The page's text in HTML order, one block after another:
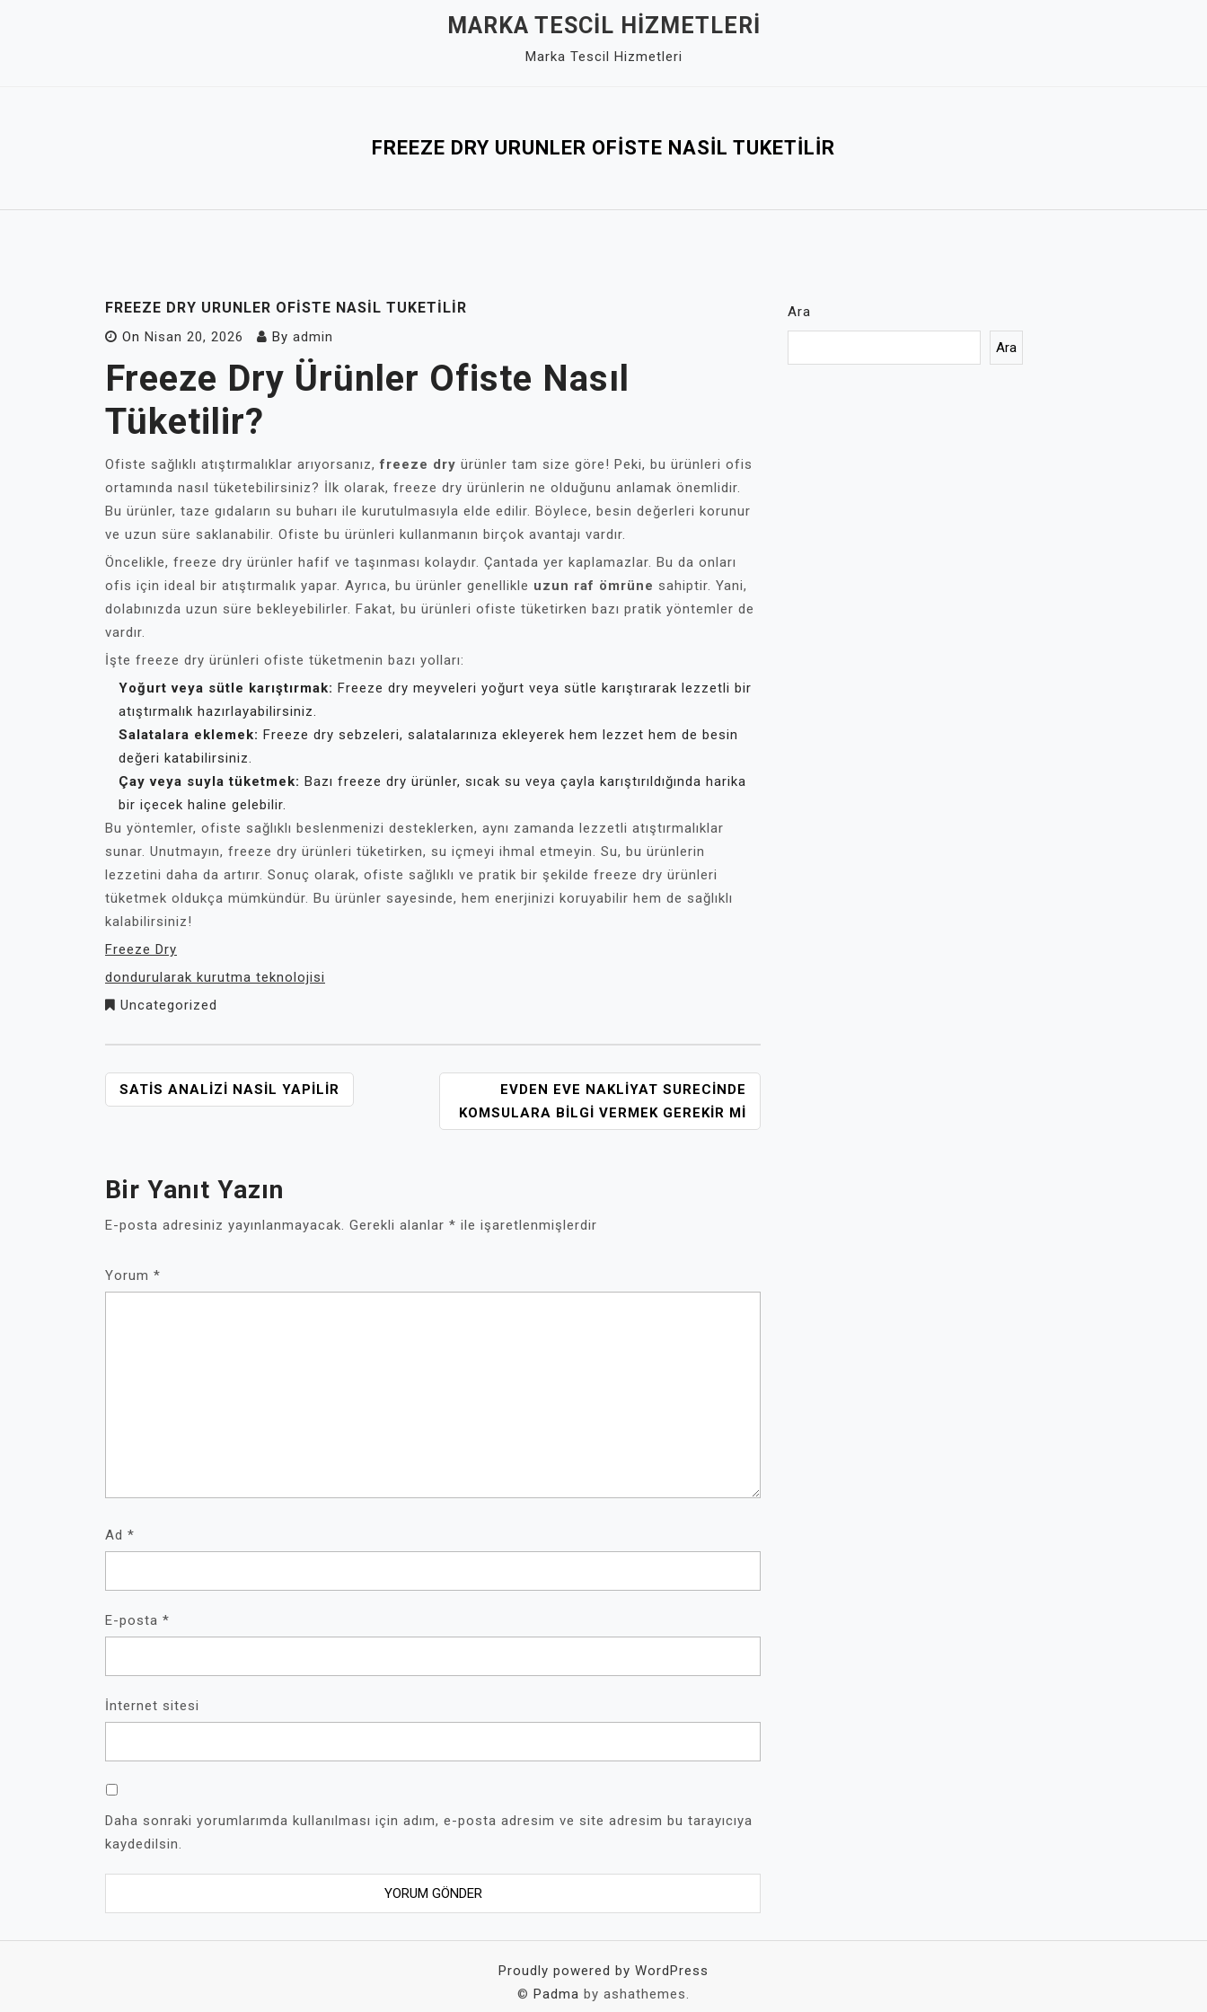
MARKA TESCIL HIZMETLERI
Marka Tescil Hizmetleri
FREEZE DRY URUNLER OFISTE NASIL TUKETILIR
FREEZE DRY URUNLER OFISTE NASIL TUKETILIR
On Nisan 20, 2026 By admin
Freeze Dry Ürünler Ofiste Nasıl
Tüketilir?
Ofiste sağlıklı atıştırmalıklar arıyorsanız,freeze dry ürünler tam size göre! Peki, bu ürünleri ofis
ortamında nasıl tüketebilirsiniz? İlk olarak, freeze dry ürünlerin ne olduğunu anlamak önemlidir.
Bu ürünler, taze gıdaların su buharı ile kurutulmasıyla elde edilir. Böylece, besin değerleri korunur
ve uzun süre saklanabilir. Ofiste bu ürünleri kullanmanın birçok avantajı vardır.
Öncelikle, freeze dry ürünler hafif ve taşınması kolaydır. Çantada yer kaplamazlar. Bu da onları
ofis için ideal bir atıştırmalık yapar. Ayrıca, bu ürünler genellikle uzun raf ömrüne sahiptir. Yani,
dolabınızda uzun süre bekleyebilirler. Fakat, bu ürünleri ofiste tüketirken bazı pratik yöntemler de
vardır.
İşte freeze dry ürünleri ofiste tüketmenin bazı yolları:
Yoğurt veya sütle karıştırmak: Freeze dry meyveleri yoğurt veya sütle karıştırarak lezzetli bir
atıştırmalık hazırlayabilirsiniz.
Salatalara eklemek: Freeze dry sebzeleri, salatalarınıza ekleyerek hem lezzet hem de besin
değeri katabilirsiniz.
Çay veya suyla tüketmek: Bazı freeze dry ürünler, sıcak su veya çayla karıştırıldığında harika
bir içecek haline gelebilir.
Bu yöntemler, ofiste sağlıklı beslenmenizi desteklerken, aynı zamanda lezzetli atıştırmalıklar
sunar. Unutmayın, freeze dry ürünleri tüketirken, su içmeyi ihmal etmeyin. Su, bu ürünlerin
lezzetini daha da artırır. Sonuç olarak, ofiste sağlıklı ve pratik bir şekilde freeze dry ürünleri
tüketmek oldukça mümkündür. Bu ürünler sayesinde, hem enerjinizi koruyabilir hem de sağlıklı
kalabilirsiniz!
Freeze Dry
dondurularak kurutma teknolojisi
Uncategorized
YAZI
GEZINMESI
SATIS ANALIZI NASIL YAPILIR
EVDEN EVE NAKLIYAT SURECINDE
KOMSULARA BILGI VERMEK GEREKIR MI
Bir Yanıt Yazın
E-posta adresiniz yayınlanmayacak. Gerekli alanlar * ile işaretlenmişlerdir
Yorum *
Ad *
E-posta *
İnternet sitesi
Daha sonraki yorumlarımda kullanılması için adım, e-posta adresim ve site adresim bu tarayıcıya
kaydedilsin.
Ara
Ara
Proudly powered by WordPress
© Padma by ashathemes.